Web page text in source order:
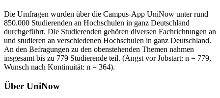
Die Umfragen wurden über die Campus-App UniNow unter rund
850.000 Studierenden an Hochschulen in ganz Deutschland
durchgeführt. Die Studierenden gehören diversen Fachrichtungen an
und studieren an verschiedenen Hochschulen in ganz Deutschland.
An den Befragungen zu den obenstehenden Themen nahmen
insgesamt bis zu 779 Studierende teil. (Angst vor Jobstart: n = 779,
Wunsch nach Kontinuität: n = 364).
Über UniNow